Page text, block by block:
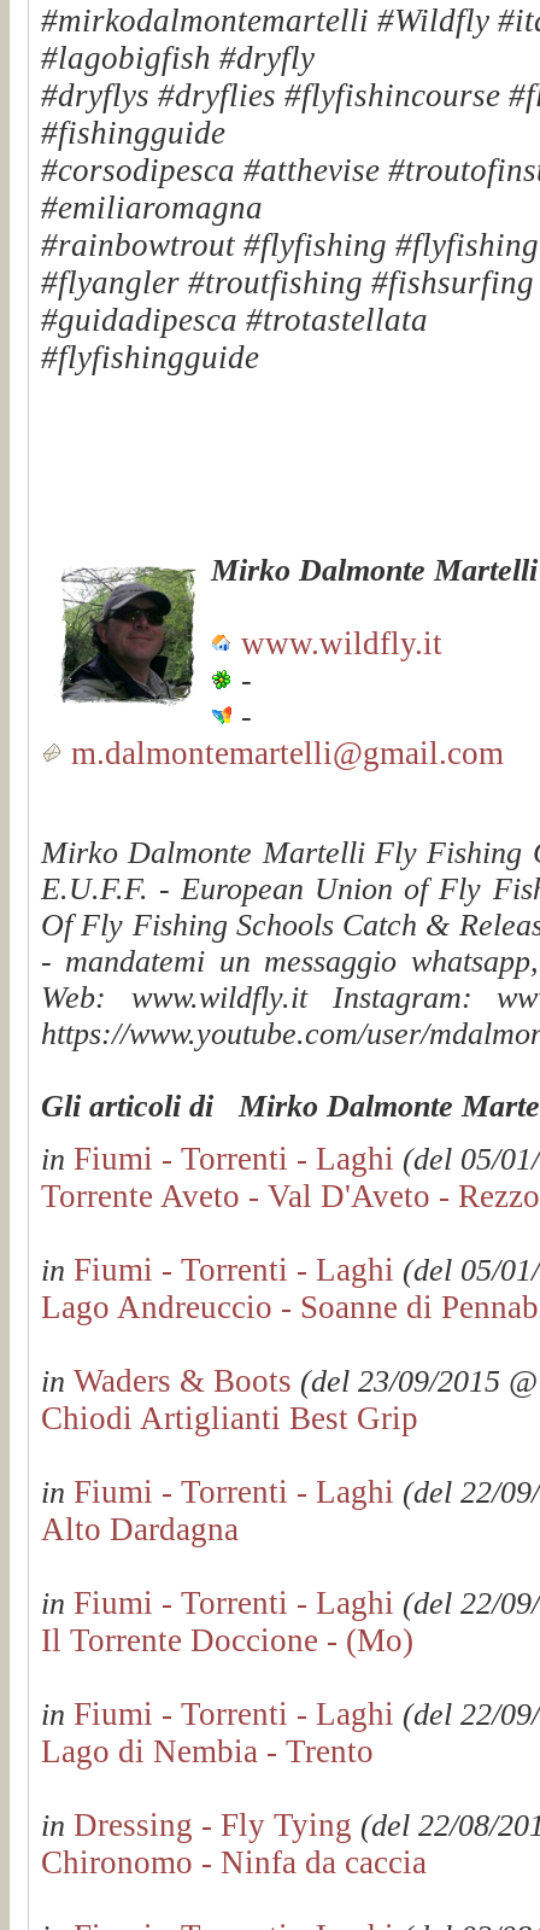
#mirkodalmontemartelli #Wildfly
#lagobigfish #dryfly
#dryflys #dryflies #flyfishincourse
#fishingguide
#corsodipesca #atthevise
#emiliaromagna
#rainbowtrout #flyfishing
#flyangler #troutfishing
#guidadipesca #trotastellata
#flyfishingguide
Mirko Dalmonte Martelli
www.wildfly.it
-
-
m.dalmontemartelli@gmail.com
Mirko Dalmonte Martelli Fly
E.U.F.F. - European Union of Fly
Of Fly Fishing Schools Catch &
- mandatemi un messaggio
Web: www.wildfly.it Instagram:
https://www.youtube.com/user/
Gli articoli di Mirko Dalmonte
in Fiumi - Torrenti - Laghi (del 05/
Torrente Aveto - Val D'Aveto -
in Fiumi - Torrenti - Laghi (del 05/
Lago Andreuccio - Soanne di
in Waders & Boots (del 23/09/2015
Chiodi Artiglianti Best Grip
in Fiumi - Torrenti - Laghi (del 22/
Alto Dardagna
in Fiumi - Torrenti - Laghi (del 22/
Il Torrente Doccione - (Mo)
in Fiumi - Torrenti - Laghi (del 22/
Lago di Nembia - Trento
in Dressing - Fly Tying (del 22/08/
Chironomo - Ninfa da caccia